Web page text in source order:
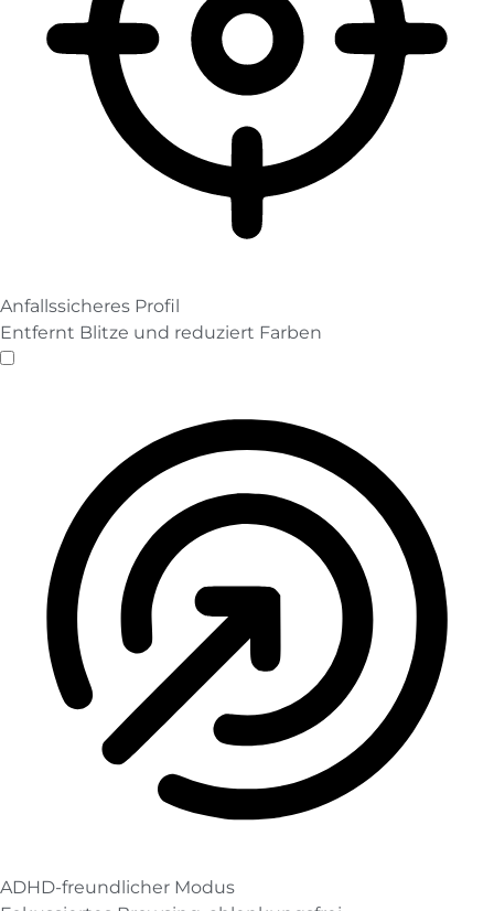
Anfallssicheres Profil
Entfernt Blitze und reduziert Farben
Anfallssicheres Profil
ADHD-freundlicher Modus